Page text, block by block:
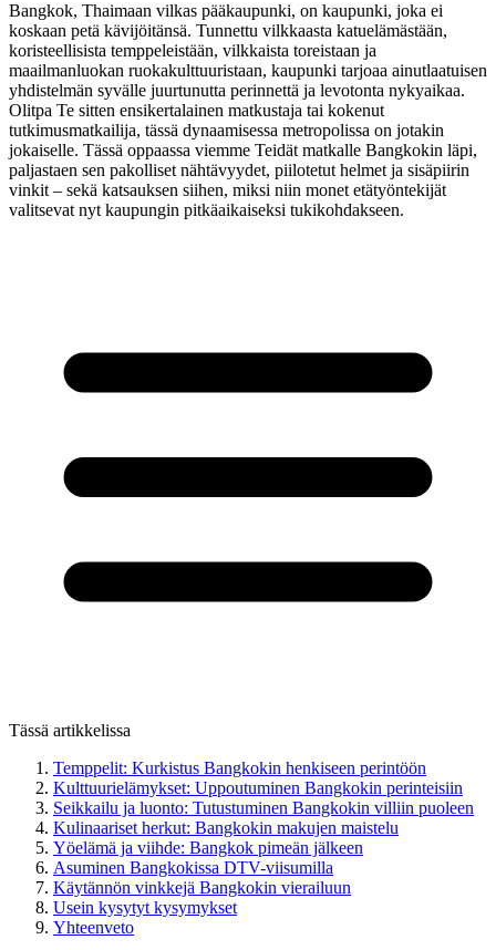
Bangkok, Thaimaan vilkas pääkaupunki, on kaupunki, joka ei
koskaan petä kävijöitänsä. Tunnettu vilkkaasta katuelämästään,
koristeellisista temppeleistään, vilkkaista toreistaan ja
maailmanluokan ruokakulttuuristaan, kaupunki tarjoaa ainutlaatuisen
yhdistelmän syvälle juurtunutta perinnettä ja levotonta nykyaikaa.
Olitpa Te sitten ensikertalainen matkustaja tai kokenut
tutkimusmatkailija, tässä dynaamisessa metropolissa on jotakin
jokaiselle. Tässä oppaassa viemme Teidät matkalle Bangkokin läpi,
paljastaen sen pakolliset nähtävyydet, piilotetut helmet ja sisäpiirin
vinkit – sekä katsauksen siihen, miksi niin monet etätyöntekijät
valitsevat nyt kaupungin pitkäaikaiseksi tukikohdakseen.
Tässä artikkelissa
Temppelit: Kurkistus Bangkokin henkiseen perintöön
Kulttuurielämykset: Uppoutuminen Bangkokin perinteisiin
Seikkailu ja luonto: Tutustuminen Bangkokin villiin puoleen
Kulinaariset herkut: Bangkokin makujen maistelu
Yöelämä ja viihde: Bangkok pimeän jälkeen
Asuminen Bangkokissa DTV-viisumilla
Käytännön vinkkejä Bangkokin vierailuun
Usein kysytyt kysymykset
Yhteenveto